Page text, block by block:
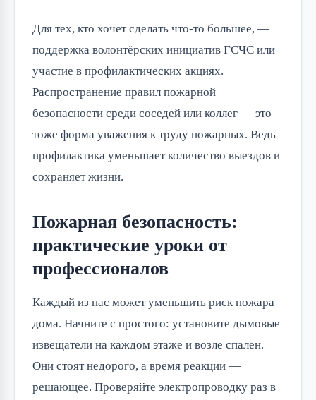
Для тех, кто хочет сделать что-то большее, —
поддержка волонтёрских инициатив ГСЧС или
участие в профилактических акциях.
Распространение правил пожарной
безопасности среди соседей или коллег — это
тоже форма уважения к труду пожарных. Ведь
профилактика уменьшает количество выездов и
сохраняет жизни.
Пожарная безопасность:
практические уроки от
профессионалов
Каждый из нас может уменьшить риск пожара
дома. Начните с простого: установите дымовые
извещатели на каждом этаже и возле спален.
Они стоят недорого, а время реакции —
решающее. Проверяйте электропроводку раз в